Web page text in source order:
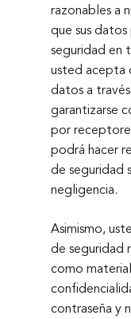
razonables a
que sus datos
seguridad en
usted acepta
datos a
garantizarse
por
podrá hacer
de seguridad
negligencia.
Asimismo,
de seguridad
como
contraseña y